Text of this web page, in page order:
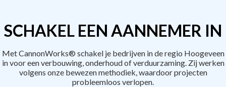
SCHAKEL EEN AANNEMER IN
Met CannonWorks® schakel je bedrijven in de regio Hoogeveen
in voor een verbouwing, onderhoud of verduurzaming. Zij werken
volgens onze bewezen methodiek, waardoor projecten
probleemloos verlopen.